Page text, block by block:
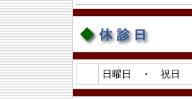
日曜日 ・ 祝日